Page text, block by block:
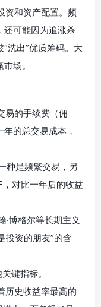
资和资产配置。频
还可能因为追涨杀
洗出”优质筹码。大
场。
易的手续费（佣
的总交易成本，
种是频繁交易，另
对比一年后的收益
·博格尔等长期主义
投资的朋友”的含
键指标。
历史收益率最高的